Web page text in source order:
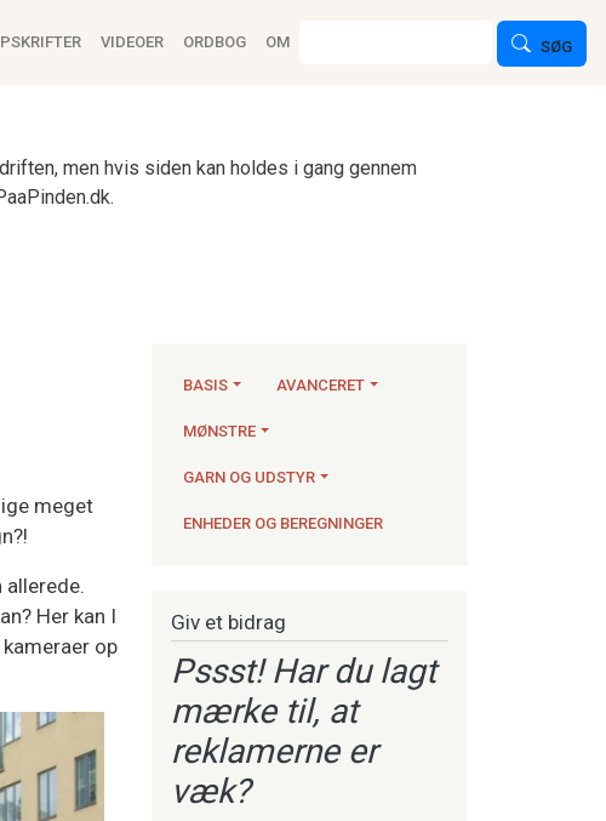
VIDEOER ORDBOG OM SØG
men hvis siden kan holdes i gang gennem
meget
Her kan I
op
BASIS AVANCERET
MØNSTRE
GARN OG UDSTYR
ENHEDER OG BEREGNINGER
Giv et bidrag
Pssst! Har du lagt
mærke til, at
reklamerne er
væk?